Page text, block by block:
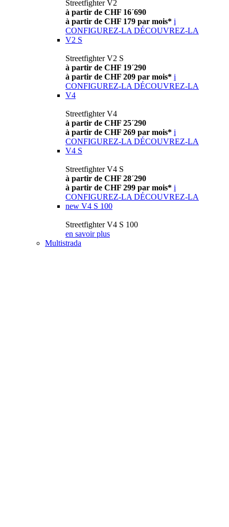
Streetfighter V2
à partir de CHF 16´690
à partir de CHF 179 par mois* i
CONFIGUREZ-LA DÉCOUVREZ-LA
V2 S
Streetfighter V2 S
à partir de CHF 19´290
à partir de CHF 209 par mois* i
CONFIGUREZ-LA DÉCOUVREZ-LA
V4
Streetfighter V4
à partir de CHF 25´290
à partir de CHF 269 par mois* i
CONFIGUREZ-LA DÉCOUVREZ-LA
V4 S
Streetfighter V4 S
à partir de CHF 28´290
à partir de CHF 299 par mois* i
CONFIGUREZ-LA DÉCOUVREZ-LA
new V4 S 100
Streetfighter V4 S 100
en savoir plus
Multistrada